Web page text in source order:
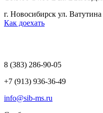
г. Новосибирск ул.
Как доехать
8 (383) 286-90-05
+7 (913) 936-36-49
info@sib-ms.ru